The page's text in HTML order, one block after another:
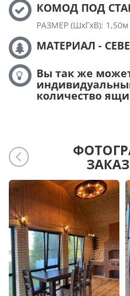
КОМОД ПОД
РАЗМЕР (ШхГхВ): 1,50м
МАТЕРИАЛ -
Вы так же
количество